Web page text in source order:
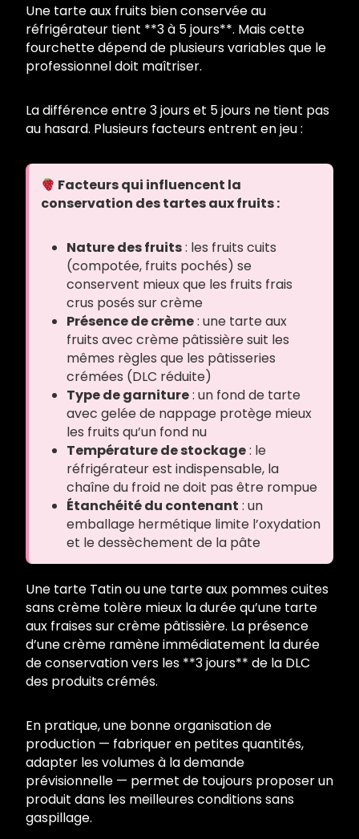
Une tarte aux fruits bien conservée au
réfrigérateur tient **3 à 5 jours**. Mais cette
fourchette dépend de plusieurs variables que le
professionnel doit maîtriser.
La différence entre 3 jours et 5 jours ne tient pas
au hasard. Plusieurs facteurs entrent en jeu :
Facteurs qui influencent la
conservation des tartes aux fruits :
Nature des fruits: les fruits cuits
(compotée, fruits pochés) se
conservent mieux que les fruits frais
crus posés sur crème
Présence de crème: une tarte aux
fruits avec crème pâtissière suit les
mêmes règles que les pâtisseries
crémées (DLC réduite)
Type de garniture: un fond de tarte
avec gelée de nappage protège mieux
les fruits qu’un fond nu
Température de stockage: le
réfrigérateur est indispensable, la
chaîne du froid ne doit pas être rompue
Étanchéité du contenant : un
emballage hermétique limite l’oxydation
et le dessèchement de la pâte
Une tarte Tatin ou une tarte aux pommes cuites
sans crème tolère mieux la durée qu’une tarte
aux fraises sur crème pâtissière. La présence
d’une crème ramène immédiatement la durée
de conservation vers les **3 jours** de la DLC
des produits crémés.
En pratique, une bonne organisation de
production — fabriquer en petites quantités,
adapter les volumes à la demande
prévisionnelle — permet de toujours proposer un
produit dans les meilleures conditions sans
gaspillage.